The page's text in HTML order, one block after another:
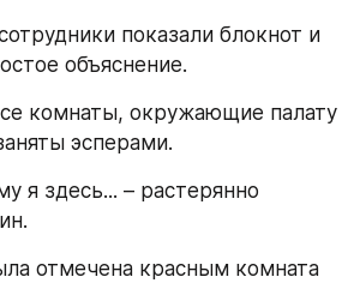
показали блокнот и
объяснение.
комнаты, окружающие палату
эсперами.
я здесь... – растерянно
отмечена красным комната